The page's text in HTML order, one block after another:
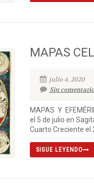
MAPAS
julio 4, 2020
Sin
MAPAS Y
el 5 de julio en
Cuarto Creciente el
SIGUE LEYENDO